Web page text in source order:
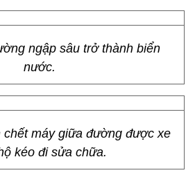
ngập sâu trở thành biển
nước.
chết máy giữa đường được xe
kéo đi sửa chữa.